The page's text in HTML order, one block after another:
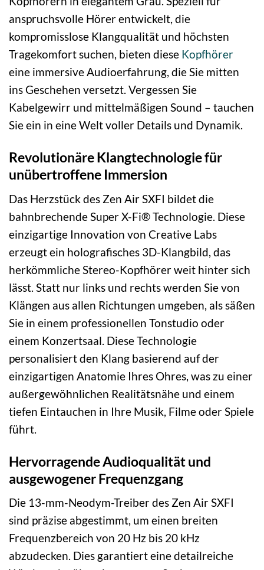
anspruchsvolle Hörer entwickelt, die
kompromisslose Klangqualität und höchsten
Tragekomfort suchen, bieten diese Kopfhörer
eine immersive Audioerfahrung, die Sie mitten
ins Geschehen versetzt. Vergessen Sie
Kabelgewirr und mittelmäßigen Sound – tauchen
Sie ein in eine Welt voller Details und Dynamik.
Revolutionäre Klangtechnologie für
unübertroffene Immersion
Das Herzstück des Zen Air SXFI bildet die
bahnbrechende Super X-Fi® Technologie. Diese
einzigartige Innovation von Creative Labs
erzeugt ein holografisches 3D-Klangbild, das
herkömmliche Stereo-Kopfhörer weit hinter sich
lässt. Statt nur links und rechts werden Sie von
Klängen aus allen Richtungen umgeben, als säßen
Sie in einem professionellen Tonstudio oder
einem Konzertsaal. Diese Technologie
personalisiert den Klang basierend auf der
einzigartigen Anatomie Ihres Ohres, was zu einer
außergewöhnlichen Realitätsnähe und einem
tiefen Eintauchen in Ihre Musik, Filme oder Spiele
führt.
Hervorragende Audioqualität und
ausgewogener Frequenzgang
Die 13-mm-Neodym-Treiber des Zen Air SXFI
sind präzise abgestimmt, um einen breiten
Frequenzbereich von 20 Hz bis 20 kHz
abzudecken. Dies garantiert eine detailreiche